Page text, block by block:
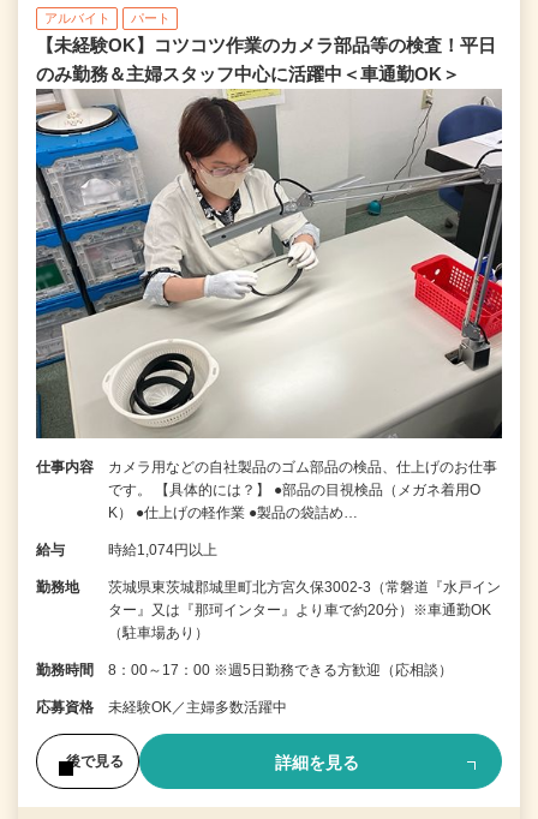
アルバイト パート
【未経験OK】コツコツ作業のカメラ部品等の検査！平日
のみ勤務＆主婦スタッフ中心に活躍中＜車通勤OK＞
仕事内容
カメラ用などの自社製品のゴム部品の検品、仕上げのお仕事
です。 【具体的には？】 ●部品の目視検品（メガネ着用O
K） ●仕上げの軽作業 ●製品の袋詰め…
給与 時給1,074円以上
勤務地
茨城県東茨城郡城里町北方宮久保3002-3（常磐道『水戸イン
ター』又は『那珂インター』より車で約20分）※車通勤OK
（駐車場あり）
勤務時間 8：00～17：00 ※週5日勤務できる方歓迎（応相談）
応募資格 未経験OK／主婦多数活躍中
後で見る 詳細を見る